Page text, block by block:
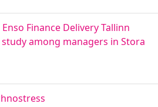
Finance Delivery Tallinn
among managers in Stora